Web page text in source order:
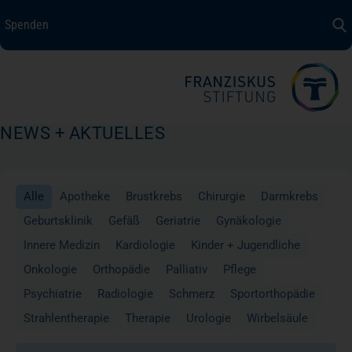
Spenden
Spenden
Patientensicherheit
Karriere
NEWS + AKTUELLES
Alle Apotheke Brustkrebs Chirurgie
Darmkrebs
Geburtsklinik
Gefäß Geriatrie
Gynäkologie
Innere Medizin
Kardiologie
Kinder + Jugendliche
Onkologie
Orthopädie Palliativ
Pflege
Psychiatrie
Radiologie Schmerz
Sportorthopädie
Strahlentherapie
Therapie Urologie Wirbelsäule